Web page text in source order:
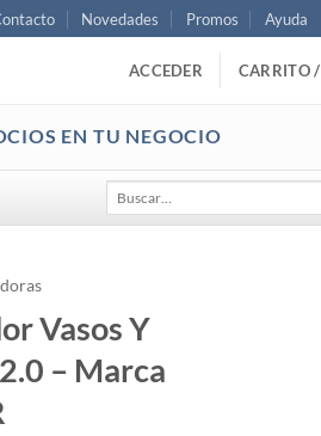
Novedades Promos Ayuda
ACCEDER CARRITO /
EN TU NEGOCIO
por:
Vasos Y
– Marca